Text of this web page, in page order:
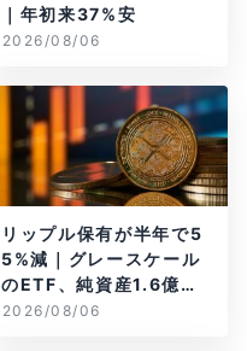
｜年初来37%安
2026/08/06
リップル保有が半年で5
5%減｜グレースケール
のETF、純資産1.6億ド
ル減
2026/08/06